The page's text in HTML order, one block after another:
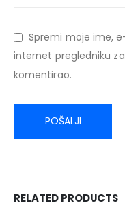
Spremi moje ime,
internet pregledniku
komentirao.
RELATED PRODUCTS